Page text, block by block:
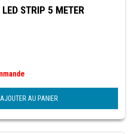
STRIP 5 METER
AJOUTER AU PANIER